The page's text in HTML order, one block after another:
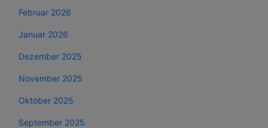
Februar 2026
Januar 2026
Dezember 2025
November 2025
Oktober 2025
September 2025